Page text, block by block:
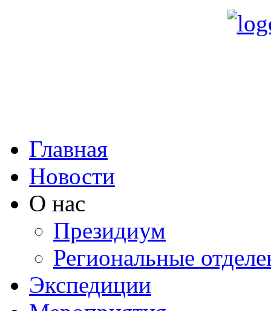
Главная
Новости
О нас
Президиум
Региональные
Экспедиции